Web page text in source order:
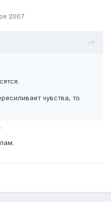
2007
чувства, то